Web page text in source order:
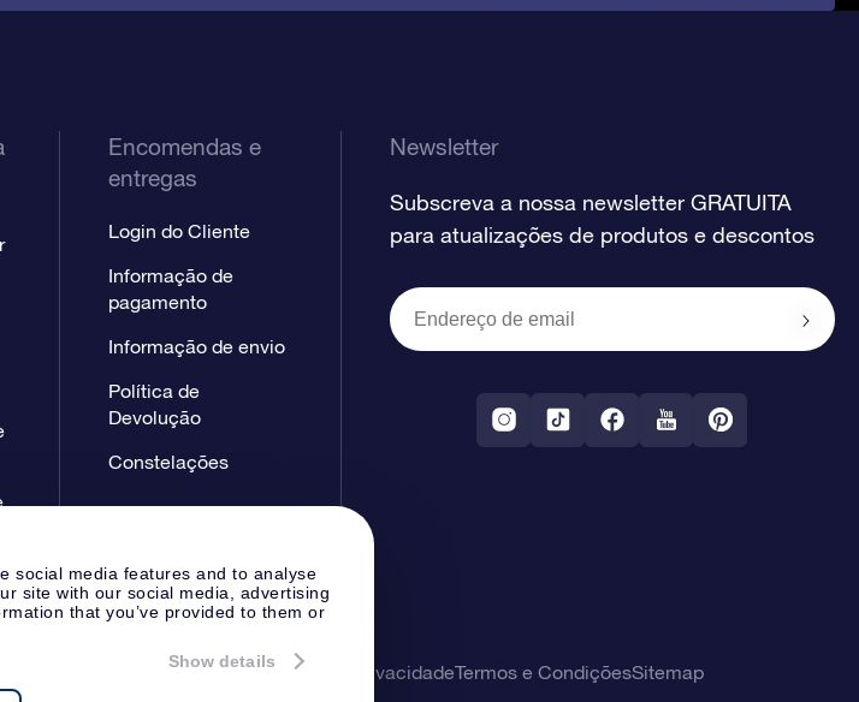
social media features and to analyse
site with our social media, advertising
that you’ve provided to them or
Show details
Encomendas e
entregas
Login do Cliente
Informação de
pagamento
Informação de envio
Política de
Devolução
Constelações
Newsletter
Subscreva a nossa newsletter GRATUITA
para atualizações de produtos e descontos
Página de ImprensaDeclaração de privacidadeTermos e CondiçõesSitemap